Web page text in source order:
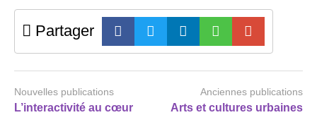
Partager
Nouvelles publications
L’interactivité au cœur
Anciennes publications
Arts et cultures urbaines